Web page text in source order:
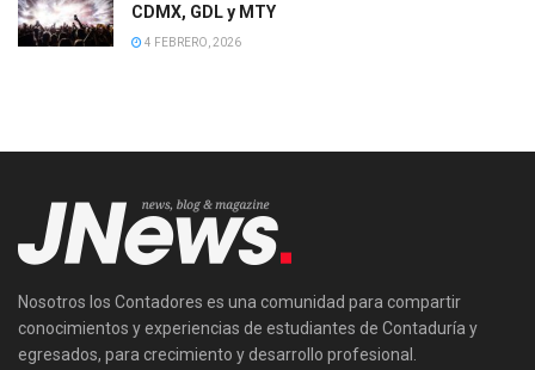
CDMX, GDL y MTY
4 FEBRERO, 2026
Nosotros los Contadores es una comunidad para compartir
conocimientos y experiencias de estudiantes de Contaduría y
egresados, para crecimiento y desarrollo profesional.